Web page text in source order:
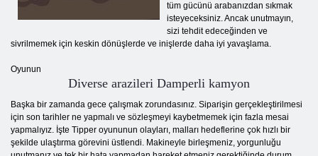
tüm gücünü arabanızdan sıkmak
isteyeceksiniz. Ancak unutmayın,
sizi tehdit edeceğinden ve
sivrilmemek için keskin dönüşlerde ve inişlerde daha iyi yavaşlama.
Oyunun
Diverse arazileri Damperli kamyon
Başka bir zamanda gece çalışmak zorundasınız. Siparişin gerçekleştirilmesi
için son tarihler ne yapmalı ve sözleşmeyi kaybetmemek için fazla mesai
yapmalıyız. İşte Tipper oyununun olayları, malları hedeflerine çok hızlı bir
şekilde ulaştırma görevini üstlendi. Makineyle birleşmeniz, yorgunluğu